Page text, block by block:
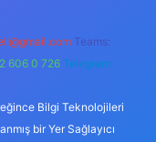
Teams:
606 0 726 Telegram:
Bilgi Teknolojileri
bir Yer Sağlayıcı